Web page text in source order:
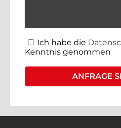
Ich habe die
Kenntnis genommen